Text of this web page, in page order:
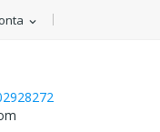
expand_more